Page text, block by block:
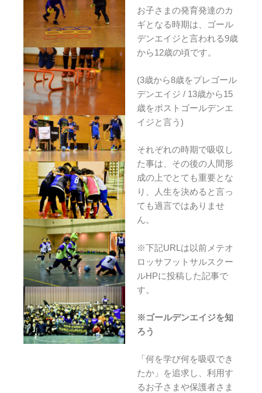
お子さまの発育発達のカ
ギとなる時期は、ゴール
デンエイジと言われる9歳
から12歳の頃です。
(3歳から8歳をプレゴール
デンエイジ / 13歳から15
歳をポストゴールデンエ
イジと言う)
それぞれの時期で吸収し
た事は、その後の人間形
成の上でとても重要とな
り、人生を決めると言っ
ても過言ではありませ
ん。
※下記URLは以前メテオ
ロッサフットサルスクー
ルHPに投稿した記事で
す。
※ゴールデンエイジを知
ろう
「何を学び何を吸収でき
たか」を追求し、利用す
るお子さまや保護者さま